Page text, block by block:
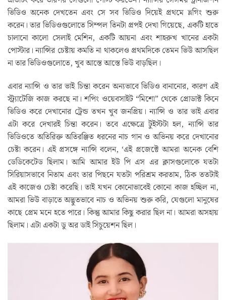
ভিডিও অনেক দেখতেন এবং সে সব ভিডিও দিয়েই প্রথমে ভ্লগিং শুরু
করেন। তার ভিডিওগুলোতে সিম্পল তিনটা প্রপই দেখা গিয়েছে, একটি হাতে
চালানো কালো সেলাই মেশিন, একটি আয়না এবং শাহরুখ খানের একটা
পোস্টার। ন্যান্সির চেষ্টায় কমতি না থাকলেও প্রথমদিকে তেমন ভিউ আসছিল
না তার ভিডিওগুলোতে, খুব আস্তে আস্তে ভিউ বাড়ছিল।
এবার ন্যান্সি ও তার ভাই চিন্তা করেন অন্যভাবে ভিডিও বানানোর, কারণ এই
স্ট্র্যাটেজি কাজ করছে না। শপিং ওয়েবসাইট “মিশো” থেকে প্রোডাক্ট কিনে
ভিডিও করে দেখানোর ট্রেন্ড তখন খুব জনপ্রিয়। ন্যান্সি ও তার ভাই এবার
এটা করে দেখারই চিন্তা করেন। তবে এক্ষেত্রে টুইস্টটা হল, ন্যান্সি তার
ভিডিওতে অতিরিক্ত অতিরঞ্জিত ধরনের নাচ গান ও অভিনয় করে দেখানোর
চেষ্টা করেন। এই প্রসঙ্গে ন্যান্সি বলেন, ‘এই প্রজেক্টে আমরা অনেক বেশি
ডেডিকেটেড ছিলাম। আমি আমার ইউ পি এস এর ক্লাসগুলোকে যতটা
সিরিয়াসভাবে নিতাম এবং তার পিছনে যতটা পরিশ্রম করতাম, ঠিক ততটাই
এই কাজেও চেষ্টা করেছি। তাই যখন কোনোভাবেই কোনো কাজ হচ্ছিল না,
আমরা ভিউ বাড়াতে অদ্ভুতভাবে নাচ ও অভিনয় শুরু করি, যেগুলো মানুষের
কাছে প্রেম মনে হতে পারে। কিন্তু আমার কিছু করার ছিল না। আমরা অসহায়
ছিলাম। এটা একটা ডু অর ডাই সিচুয়েশন ছিল।